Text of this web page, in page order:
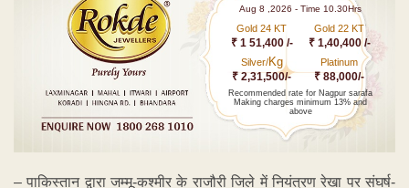
Aug 8 ,2026 - Time 10.30Hrs
Gold 24 KT
₹ 1 51,400 /-
Gold 22 KT
₹ 1,40,400 /-
Silver/Kg
₹ 2,31,500/-
Platinum
₹ 88,000/-
Recommended rate for Nagpur sarafa
Making charges minimum 13% and
above
– पाकिस्तान द्वारा जम्मू-कश्मीर के राजौरी जिले में नियंत्रण रेखा पर संघर्ष-